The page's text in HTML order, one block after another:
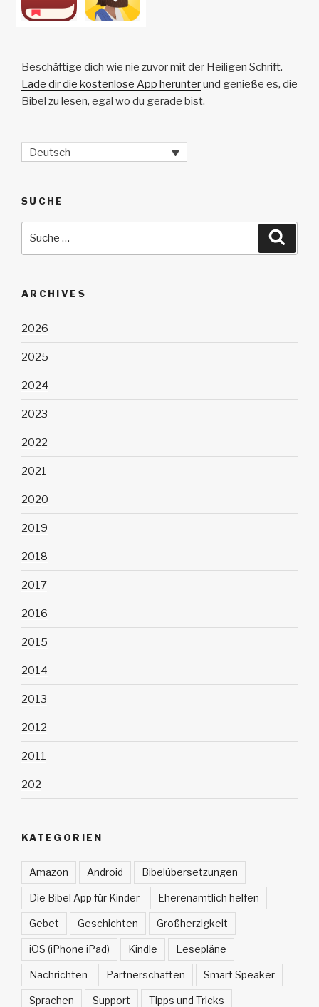
Beschäftige dich wie nie zuvor mit der Heiligen Schrift.
Lade dir die kostenlose App herunterund genieße es, die
Bibel zu lesen, egal wo du gerade bist.
Deutsch
SUCHE
ARCHIVES
2026
2025
2024
2023
2022
2021
2020
2019
2018
2017
2016
2015
2014
2013
2012
2011
202
KATEGORIEN
Amazon Android Bibelübersetzungen
Die Bibel App für Kinder Eherenamtlich helfen
Gebet Geschichten Großherzigkeit
iOS (iPhone iPad) Kindle Lesepläne
Nachrichten Partnerschaften Smart Speaker
Sprachen Support Tipps und Tricks